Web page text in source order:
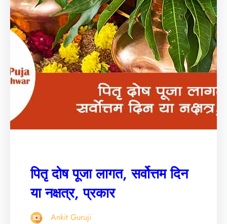
पितृ दोष पूजा लागत, सर्वोत्तम दिन
या नक्षत्र, प्रकार
Ankit Guruji